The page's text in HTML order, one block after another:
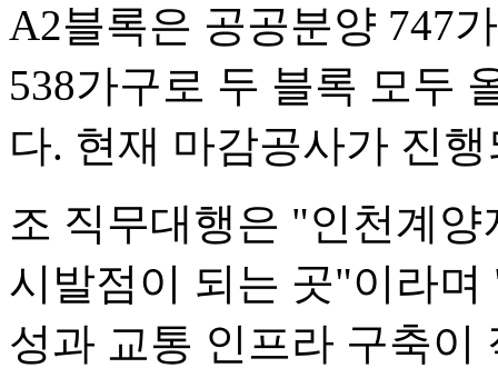
A2블록은 공공분양 747
538가구로 두 블록 모두
다. 현재 마감공사가 진
조 직무대행은 "인천계
시발점이 되는 곳"이라
성과 교통 인프라 구축